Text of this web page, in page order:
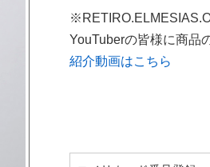
YouTuberの皆様に商品
紹介動画はこちら